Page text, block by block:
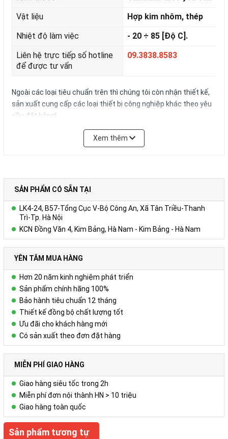
Vật liệu
Hợp kim nhôm, thép
Nhiệt độ làm việc
- 20 ÷ 85 [Độ C].
Liên hệ trực tiếp số hotline
để được tư vấn
09.3838.8583
Ngoài các loại tiêu chuẩn trên thì chúng tôi còn nhận thiết kế,
sản xuất cung cấp các loại thiết bị công nghiệp khác theo yêu
cầu đặt hàng!
Xem thêm
SẢN PHẨM CÓ SẴN TẠI
LK4-24, B57-Tổng Cục V-Bộ Công An, Xã Tân Triều-Thanh
Trì-Tp. Hà Nội
KCN Đồng Văn 4, Kim Bảng, Hà Nam - Kim Bảng - Hà Nam
YÊN TÂM MUA HÀNG
Hơn 20 năm kinh nghiệm phát triển
Sản phẩm chính hãng 100%
Bảo hành tiêu chuẩn 12 tháng
Thiết kế đồng bộ chất lượng tốt
Ưu đãi cho khách hàng mới
Có sản xuất theo đơn đặt hàng
MIỄN PHÍ GIAO HÀNG
Giao hàng siêu tốc trong 2h
Miễn phí đơn nội thành HN > 10 triệu
Giao hàng toàn quốc
Sản phẩm tương tự